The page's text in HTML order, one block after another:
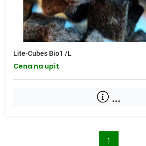
Lite-Cubes Bio1 /L
Cena na upit
...
1